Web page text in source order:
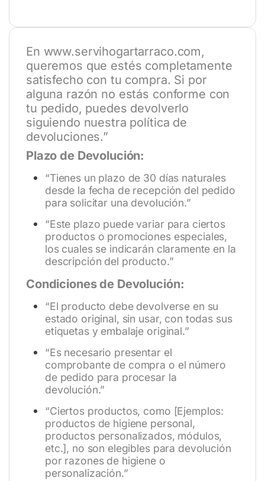
En www.servihogartarraco.com,
queremos que estés completamente
satisfecho con tu compra. Si por
alguna razón no estás conforme con
tu pedido, puedes devolverlo
siguiendo nuestra política de
devoluciones.”
Plazo de Devolución:
“Tienes un plazo de 30 días naturales
desde la fecha de recepción del pedido
para solicitar una devolución.”
“Este plazo puede variar para ciertos
productos o promociones especiales,
los cuales se indicarán claramente en la
descripción del producto.”
Condiciones de Devolución:
“El producto debe devolverse en su
estado original, sin usar, con todas sus
etiquetas y embalaje original.”
“Es necesario presentar el
comprobante de compra o el número
de pedido para procesar la
devolución.”
“Ciertos productos, como [Ejemplos:
productos de higiene personal,
productos personalizados, módulos,
etc.], no son elegibles para devolución
por razones de higiene o
personalización.”